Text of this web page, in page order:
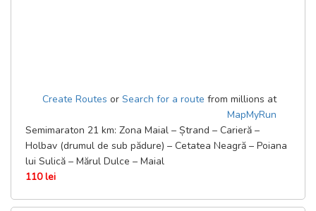
Create Routes or Search for a route from millions at
MapMyRun
Semimaraton 21 km: Zona Maial – Ștrand – Carieră –
Holbav (drumul de sub pădure) – Cetatea Neagră – Poiana
lui Sulică – Mărul Dulce – Maial
110 lei